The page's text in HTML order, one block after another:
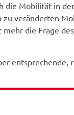
die Mobilität in
zu veränderten
die Frage
entsprechende,